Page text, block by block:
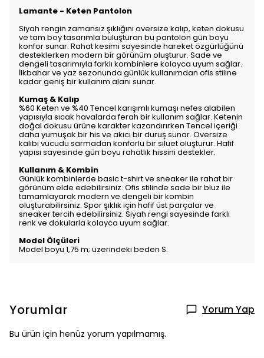
Lamante - Keten Pantolon
Siyah rengin zamansız şıklığını oversize kalıp, keten dokusu
ve tam boy tasarımla buluşturan bu pantolon gün boyu
konfor sunar. Rahat kesimi sayesinde hareket özgürlüğünü
desteklerken modern bir görünüm oluşturur. Sade ve
dengeli tasarımıyla farklı kombinlere kolayca uyum sağlar.
İlkbahar ve yaz sezonunda günlük kullanımdan ofis stiline
kadar geniş bir kullanım alanı sunar.
Kumaş & Kalıp
%60 Keten ve %40 Tencel karışımlı kumaşı nefes alabilen
yapısıyla sıcak havalarda ferah bir kullanım sağlar. Ketenin
doğal dokusu ürüne karakter kazandırırken Tencel içeriği
daha yumuşak bir his ve akıcı bir duruş sunar. Oversize
kalıbı vücudu sarmadan konforlu bir siluet oluşturur. Hafif
yapısı sayesinde gün boyu rahatlık hissini destekler.
Kullanım & Kombin
Günlük kombinlerde basic t-shirt ve sneaker ile rahat bir
görünüm elde edebilirsiniz. Ofis stilinde sade bir bluz ile
tamamlayarak modern ve dengeli bir kombin
oluşturabilirsiniz. Spor şıklık için hafif üst parçalar ve
sneaker tercih edebilirsiniz. Siyah rengi sayesinde farklı
renk ve dokularla kolayca uyum sağlar.
Model Ölçüleri
Model boyu 1,75 m; üzerindeki beden S.
Yorumlar Yorum Yap
Bu ürün için henüz yorum yapılmamış.